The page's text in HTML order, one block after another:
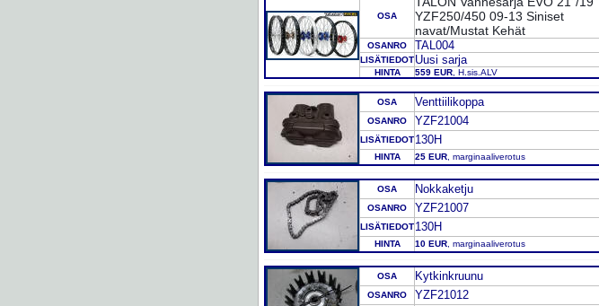
OSA
YZF250/450 09-13 Siniset
navat/Mustat Kehät
OSANRO TAL004
LISÄTIEDOTUusi sarja
HINTA 559 EUR , H.sis.ALV
OSA Venttiilikoppa
OSANRO YZF21004
LISÄTIEDOT130H
HINTA 25 EUR , marginaaliverotus
OSA Nokkaketju
OSANRO YZF21007
LISÄTIEDOT130H
HINTA 10 EUR , marginaaliverotus
OSA Kytkinkruunu
OSANRO YZF21012